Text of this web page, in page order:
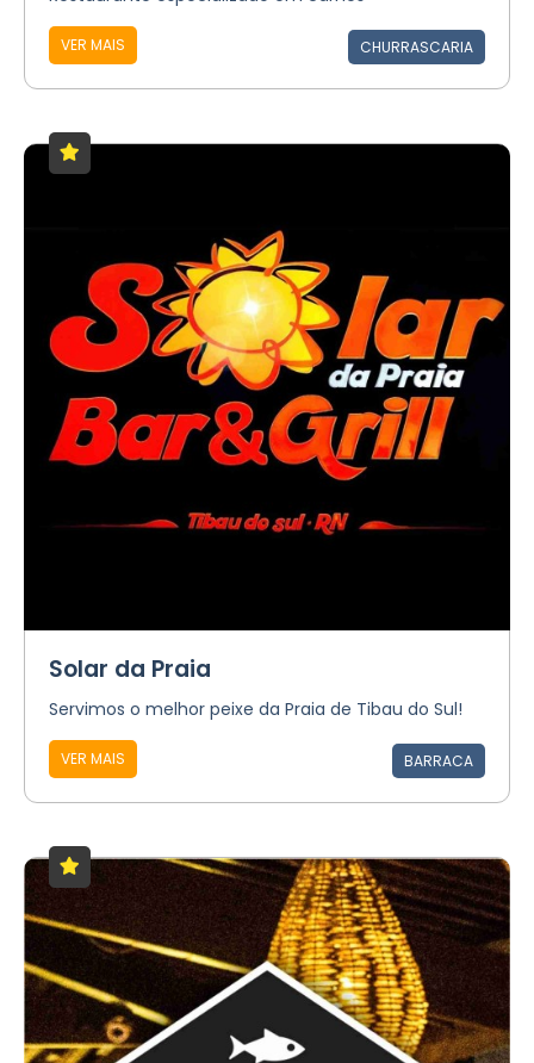
VER MAIS CHURRASCARIA
Solar da Praia
Servimos o melhor peixe da Praia de Tibau do Sul!
VER MAIS BARRACA